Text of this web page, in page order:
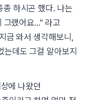
하시곤 했다. 나는
그랬어요..." 라고
금 와서 생각해보니,
데도 그걸 알아보지
에 나왔던